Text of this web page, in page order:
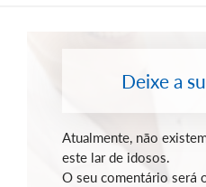
Deixe a
Atualmente, não
este lar de idosos.
O seu comentário será